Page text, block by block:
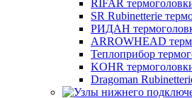
RIFAR
SR Rubinetterie
РИДАН
ARROWHEAD
Теплоприбор
KOHR
Dragoman